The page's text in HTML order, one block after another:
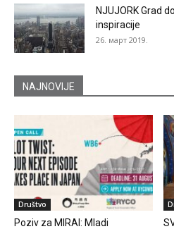
NJUJORK Grad
inspiracije
26. март 2019.
NAJNOVIJE
Društvo
Poziv za MIRAI: Mladi